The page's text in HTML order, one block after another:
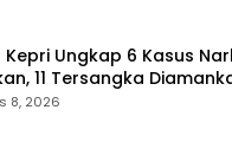
Kepri Ungkap 6 Kasus
11 Tersangka
Sabu
8, 2026